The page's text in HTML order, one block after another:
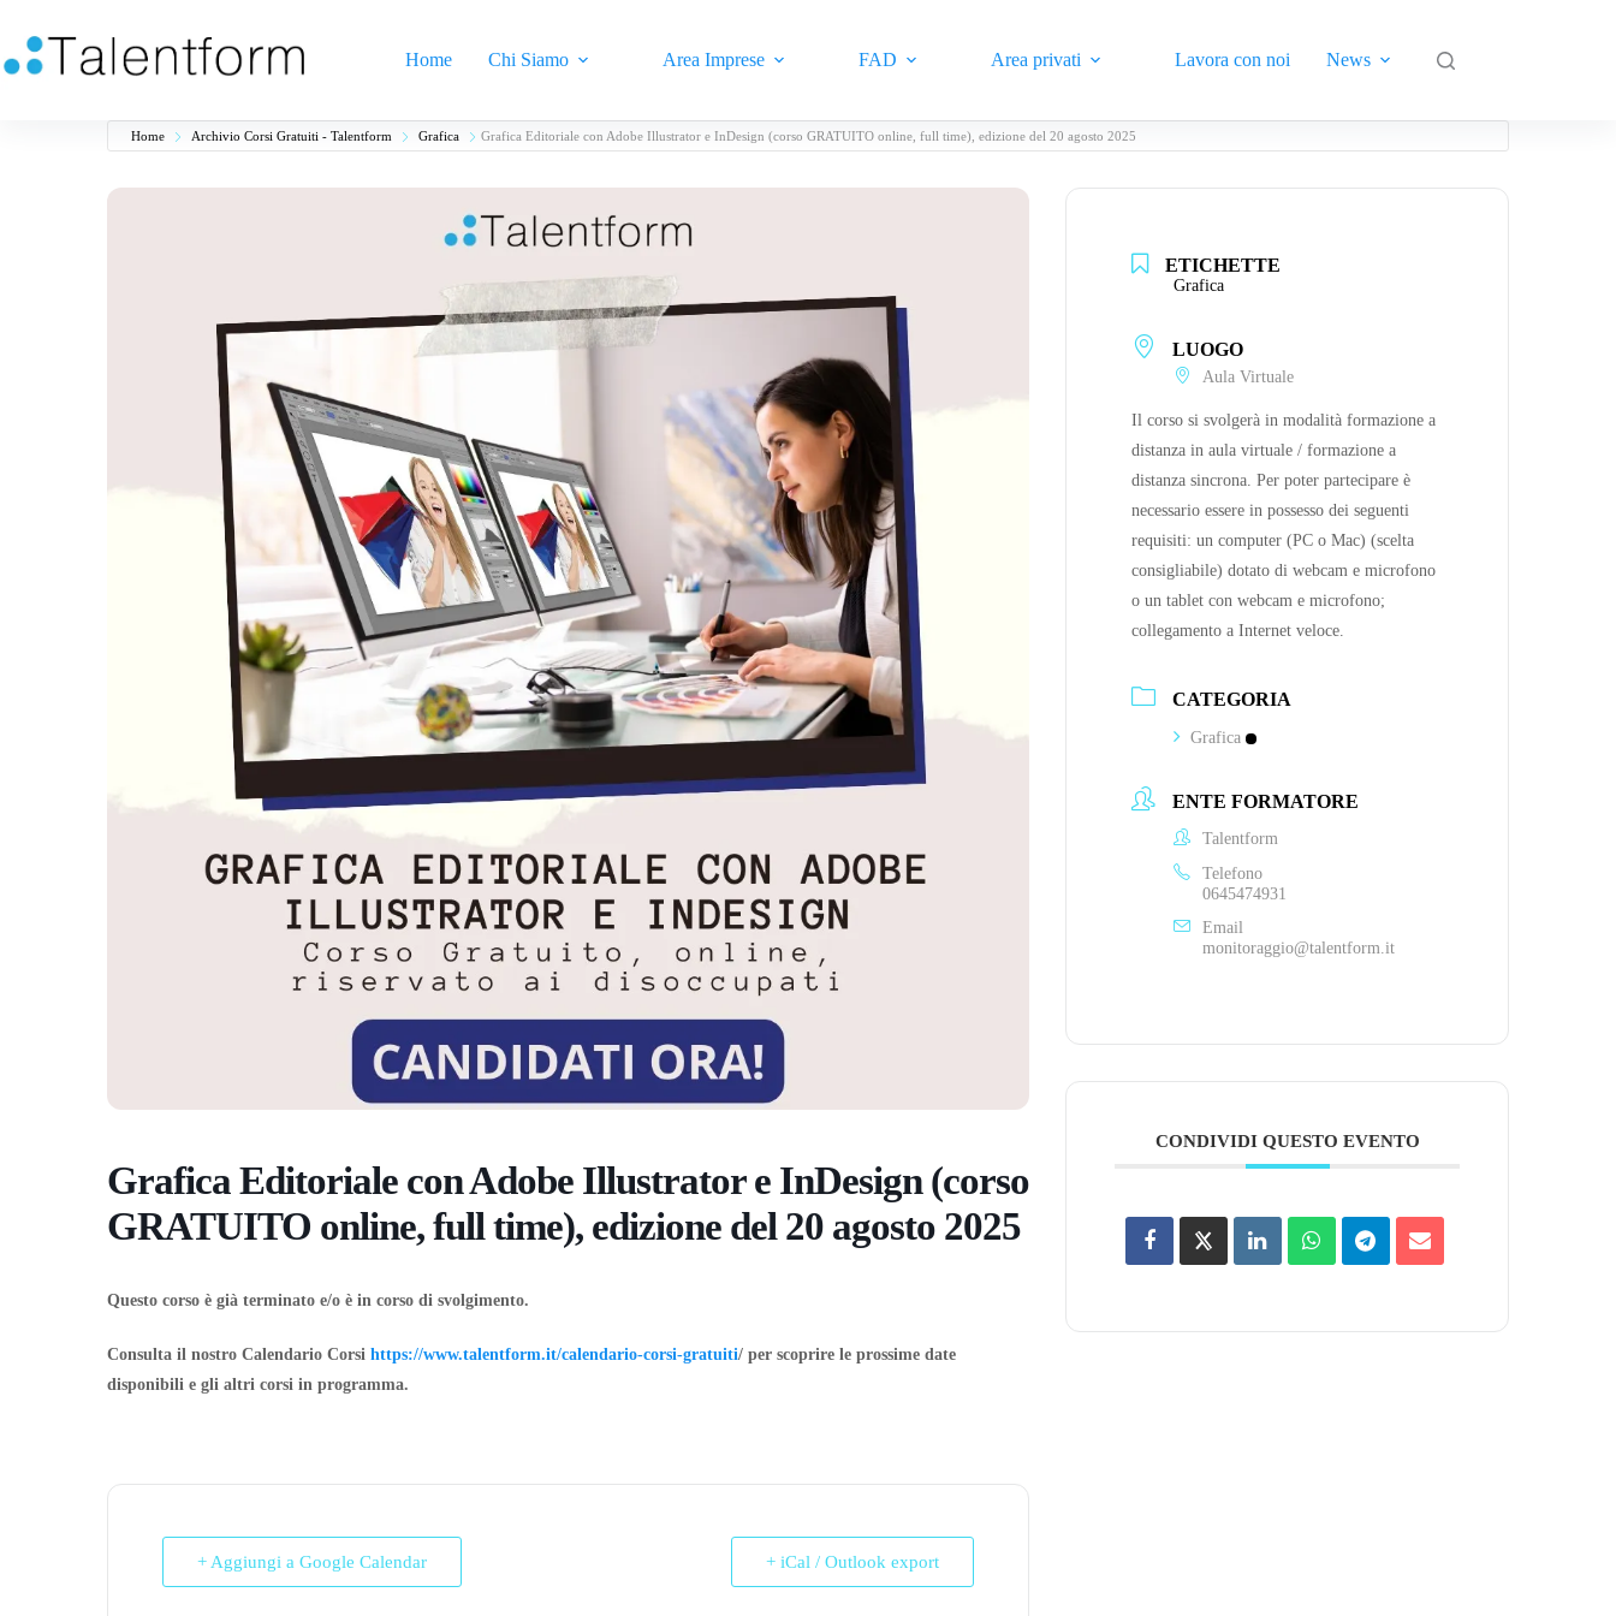
Home Chi Siamo Area Imprese FAD Area privati Lavora con noi News
Home Archivio Corsi Gratuiti - Talentform Grafica Grafica Editoriale con Adobe Illustrator e InDesign (corso GRATUITO online, full time), edizione del 20 agosto 2025
Grafica Editoriale con Adobe Illustrator e InDesign (corso
GRATUITO online, full time), edizione del 20 agosto 2025
Questo corso è già terminato e/o è in corso di svolgimento.
Consulta il nostro Calendario Corsi https://www.talentform.it/calendario-corsi-gratuiti/ per scoprire le prossime date
disponibili e gli altri corsi in programma.
+ Aggiungi a Google Calendar + iCal / Outlook export
ETICHETTE
Grafica
LUOGO
Aula Virtuale
Il corso si svolgerà in modalità formazione a
distanza in aula virtuale / formazione a
distanza sincrona. Per poter partecipare è
necessario essere in possesso dei seguenti
requisiti: un computer (PC o Mac) (scelta
consigliabile) dotato di webcam e microfono
o un tablet con webcam e microfono;
collegamento a Internet veloce.
CATEGORIA
Grafica
ENTE FORMATORE
Talentform
Telefono
0645474931
Email
monitoraggio@talentform.it
CONDIVIDI QUESTO EVENTO